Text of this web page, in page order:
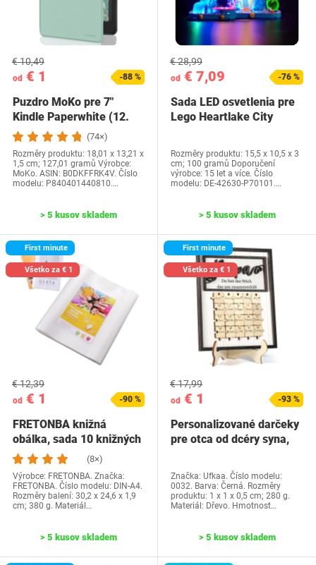
od € 1
€ 10,49
-88 %
Puzdro MoKo pre 7"
Kindle Paperwhite (12.
generácia-2024) a…
(74×)
Rozměry produktu: 18,01 x 13,21 x
1,5 cm; 127,01 gramů Výrobce:
MoKo. ASIN: B0DKFFRK4V. Číslo
modelu: P840401440810.…
> 5 kusov skladem
od € 7,09
€ 28,99
-76 %
Sada LED osvetlenia pre
Lego Heartlake City
Rozměry produktu: 15,5 x 10,5 x 3
cm; 100 gramů Doporučení
výrobce: 15 let a více. Číslo
modelu: DE-42630-P70101.…
> 5 kusov skladem
First minute
Všetko za € 1
od € 1
€ 12,39
-90 %
FRETONBA knižná
obálka, sada 10 knižných
dosiek, priehľadné…
(8×)
Výrobce: FRETONBA. Značka:
FRETONBA. Číslo modelu: DIN-A4.
Rozměry balení: 30,2 x 24,6 x 1,9
cm; 380 g. Materiál…
> 5 kusov skladem
First minute
Všetko za € 1
od € 1
€ 17,99
-93 %
Personalizované darčeky
pre otca od dcéry syna,
Značka: Ufkaa. Číslo modelu:
0032. Barva: Černá. Rozměry
produktu: 1 x 1 x 0,5 cm; 280 g.
Materiál: Dřevo. Hmotnost…
> 5 kusov skladem